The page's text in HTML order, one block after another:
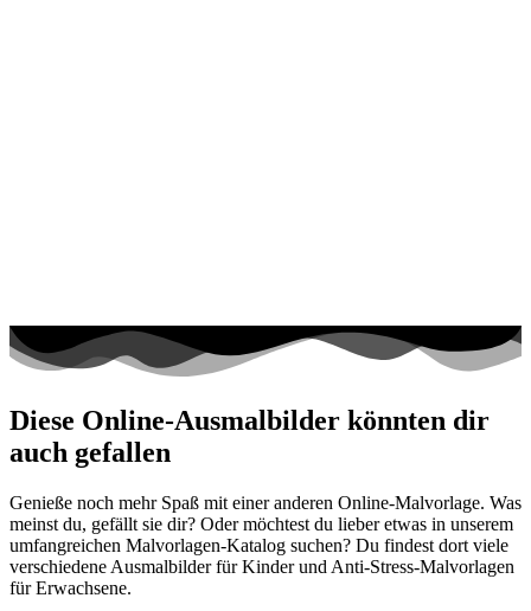
Diese Online-Ausmalbilder könnten dir
auch gefallen
Genieße noch mehr Spaß mit einer anderen Online-Malvorlage. Was
meinst du, gefällt sie dir? Oder möchtest du lieber etwas in unserem
umfangreichen Malvorlagen-Katalog suchen? Du findest dort viele
verschiedene Ausmalbilder für Kinder und Anti-Stress-Malvorlagen
für Erwachsene.